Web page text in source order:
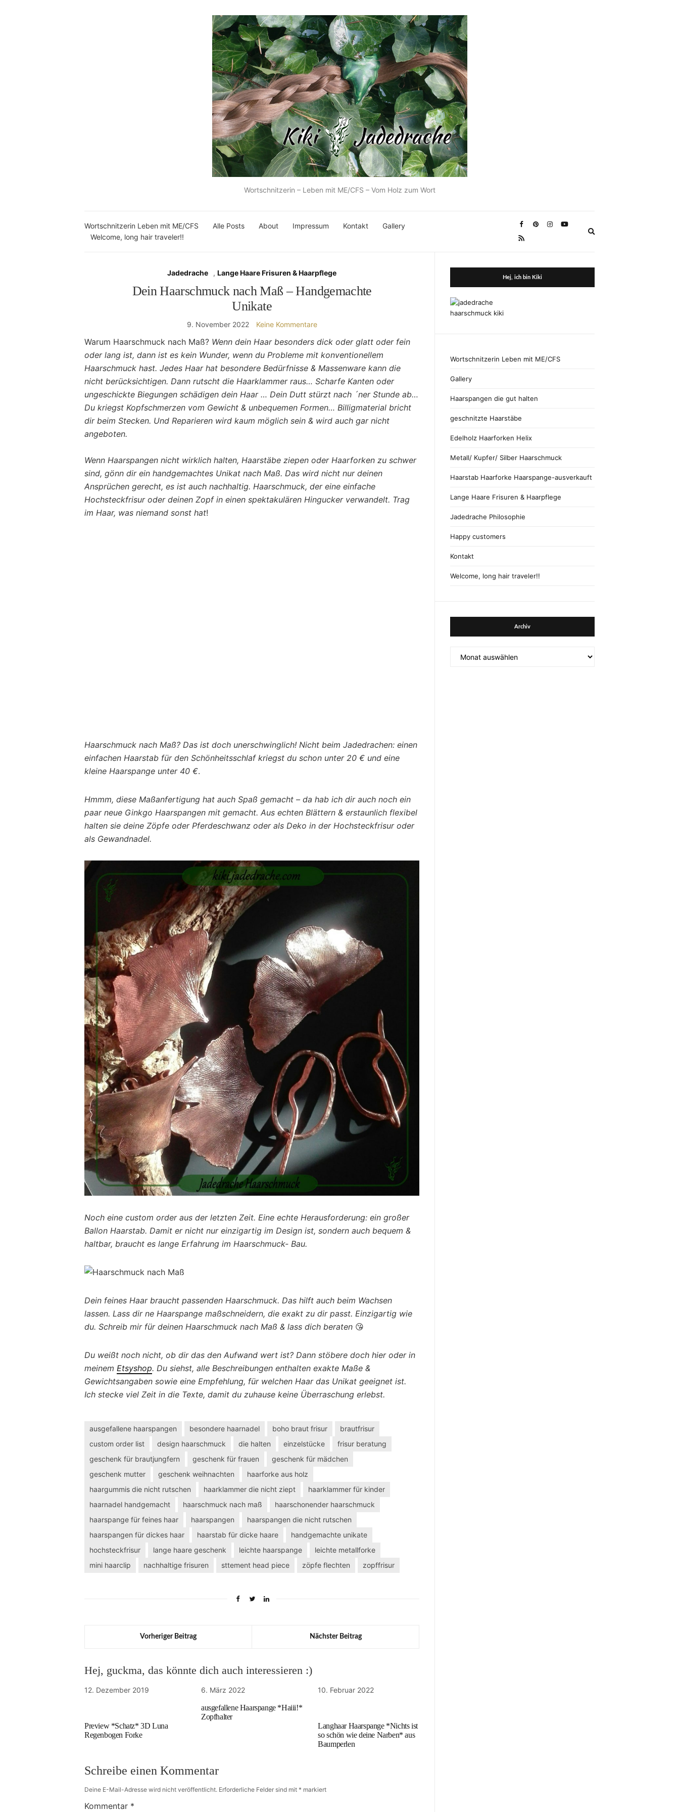
Wortschnitzerin – Leben mit ME/CFS – Vom Holz zum Wort
Wortschnitzerin Leben mit ME/CFS Alle Posts About Impressum Kontakt
Gallery
Welcome, long hair traveler!!
Jadedrache ,Lange Haare Frisuren & Haarpflege
Dein Haarschmuck nach Maß – Handgemachte
Unikate
9. November 2022 Keine Kommentare
Warum Haarschmuck nach Maß? Wenn dein Haar besonders dick oder glatt oder fein
oder lang ist, dann ist es kein Wunder, wenn du Probleme mit konventionellem
Haarschmuck hast. Jedes Haar hat besondere Bedürfnisse & Massenware kann die
nicht berücksichtigen. Dann rutscht die Haarklammer raus… Scharfe Kanten oder
ungeschickte Biegungen schädigen dein Haar … Dein Dutt stürzt nach ´ner Stunde ab…
Du kriegst Kopfschmerzen vom Gewicht & unbequemen Formen… Billigmaterial bricht
dir beim Stecken. Und Reparieren wird kaum möglich sein & wird auch gar nicht
angeboten.
Wenn Haarspangen nicht wirklich halten, Haarstäbe ziepen oder Haarforken zu schwer
sind, gönn dir ein handgemachtes Unikat nach Maß. Das wird nicht nur deinen
Ansprüchen gerecht, es ist auch nachhaltig. Haarschmuck, der eine einfache
Hochsteckfrisur oder deinen Zopf in einen spektakulären Hingucker verwandelt. Trag
im Haar, was niemand sonst hat!
Haarschmuck nach Maß? Das ist doch unerschwinglich! Nicht beim Jadedrachen: einen
einfachen Haarstab für den Schönheitsschlaf kriegst du schon unter 20 € und eine
kleine Haarspange unter 40 €.
Hmmm, diese Maßanfertigung hat auch Spaß gemacht – da hab ich dir auch noch ein
paar neue Ginkgo Haarspangen mit gemacht. Aus echten Blättern & erstaunlich flexibel
halten sie deine Zöpfe oder Pferdeschwanz oder als Deko in der Hochsteckfrisur oder
als Gewandnadel.
Noch eine custom order aus der letzten Zeit. Eine echte Herausforderung: ein großer
Ballon Haarstab. Damit er nicht nur einzigartig im Design ist, sondern auch bequem &
haltbar, braucht es lange Erfahrung im Haarschmuck- Bau.
Dein feines Haar braucht passenden Haarschmuck. Das hilft auch beim Wachsen
lassen. Lass dir ne Haarspange maßschneidern, die exakt zu dir passt. Einzigartig wie
du. Schreib mir für deinen Haarschmuck nach Maß & lass dich beraten 😘
Du weißt noch nicht, ob dir das den Aufwand wert ist? Dann stöbere doch hier oder in
meinem Etsyshop. Du siehst, alle Beschreibungen enthalten exakte Maße &
Gewichtsangaben sowie eine Empfehlung, für welchen Haar das Unikat geeignet ist.
Ich stecke viel Zeit in die Texte, damit du zuhause keine Überraschung erlebst.
ausgefallene haarspangen besondere haarnadel boho braut frisur
brautfrisur
custom order list
design haarschmuck die halten einzelstücke
frisur beratung
geschenk für brautjungfern
geschenk für frauen
geschenk für mädchen
geschenk mutter
geschenk weihnachten
haarforke aus holz
haargummis die nicht rutschen
haarklammer die nicht ziept
haarklammer für kinder
haarnadel handgemacht
haarschmuck nach maß
haarschonender haarschmuck
haarspange für feines haar
haarspangen
haarspangen die nicht rutschen
haarspangen für dickes haar
haarstab für dicke haare
handgemachte unikate
hochsteckfrisur
lange haare geschenk leichte haarspange
leichte metallforke
mini haarclip
nachhaltige frisuren sttement head piece zöpfe flechten zopffrisur
Vorheriger Beitrag Nächster Beitrag
Hej, guckma, das könnte dich auch interessieren :)
12. Dezember 2019
Preview *Schatz* 3D Luna
Regenbogen Forke
6. März 2022
ausgefallene Haarspange *Haiii!*
Zopfhalter
10. Februar 2022
Langhaar Haarspange *Nichts ist
so schön wie deine Narben* aus
Baumperlen
Schreibe einen Kommentar
Deine E-Mail-Adresse wird nicht veröffentlicht. Erforderliche Felder sind mit * markiert
Kommentar *
Hej, ich bin Kiki
Wortschnitzerin Leben mit ME/CFS
Gallery
Haarspangen die gut halten
geschnitzte Haarstäbe
Edelholz Haarforken Helix
Metall/ Kupfer/ Silber Haarschmuck
Haarstab Haarforke Haarspange-ausverkauft
Lange Haare Frisuren & Haarpflege
Jadedrache Philosophie
Happy customers
Kontakt
Welcome, long hair traveler!!
Archiv